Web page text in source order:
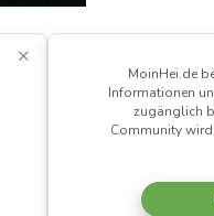
×
MoinHei.de
Informationen
zugänglich
Community